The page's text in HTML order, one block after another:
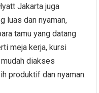
Jakarta juga
luas dan nyaman,
tamu yang datang
meja kerja, kursi
diakses
produktif dan nyaman.